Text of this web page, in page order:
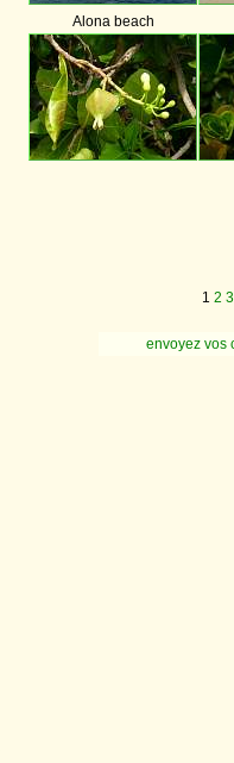
Alona beach
1 2 3
envoyez vos